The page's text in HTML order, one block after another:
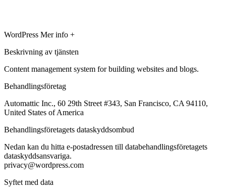
WordPress Mer info +
Beskrivning av tjänsten
Content management system for building websites and blogs.
Behandlingsföretag
Automattic Inc., 60 29th Street #343, San Francisco, CA 94110,
United States of America
Behandlingsföretagets dataskyddsombud
Nedan kan du hitta e-postadressen till databehandlingsföretagets
dataskyddsansvariga.
privacy@wordpress.com
Syftet med data